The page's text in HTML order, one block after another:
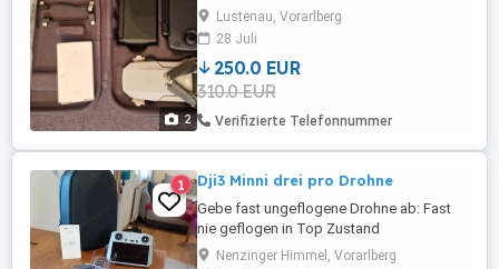
2
akkulademodul ersatzpropeller
ersatzjoysticks in tragetasche. Drohne in
sehr gutem zustand !
Lustenau, Vorarlberg
28 Juli
250.0 EUR
310.0 EUR
Verifizierte Telefonnummer
1 Dji3 Minni drei pro Drohne
Gebe fast ungeflogene Drohne ab: Fast
nie geflogen in Top Zustand
Nenzinger Himmel, Vorarlberg